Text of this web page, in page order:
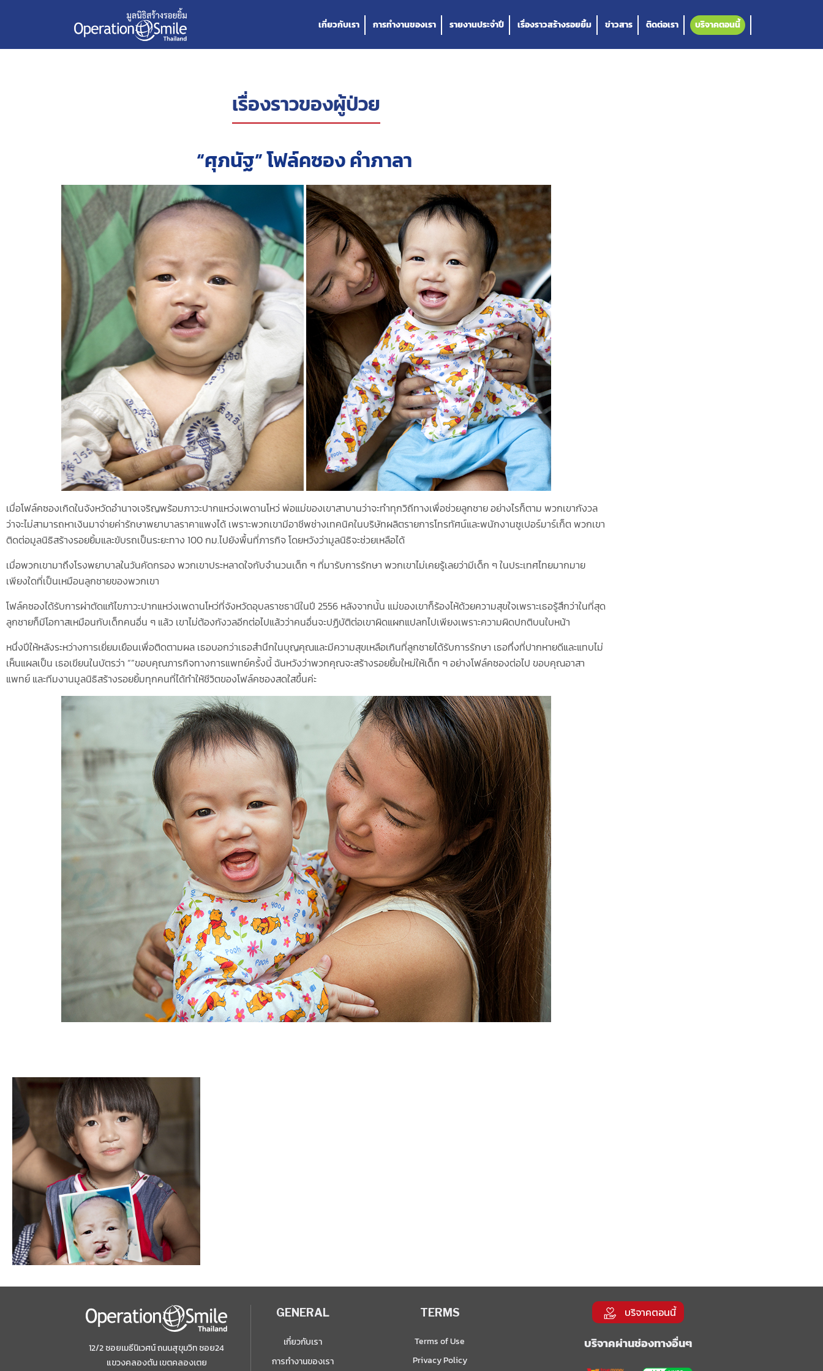
เกี่ยวกับเรา การทำงานของเรา รายงานประจำปี เรื่องราวสร้างรอยยิ้ม ข่าวสาร ติดต่อเรา บริจาคตอนนี้
เรื่องราวของผู้ป่วย
“ศุภนัฐ” โฟล์คซอง คำภาลา
เมื่อโฟล์คซองเกิดในจังหวัดอำนาจเจริญพร้อมภาวะปากแหว่งเพดานโหว่ พ่อแม่ของเขาสาบานว่าจะทำทุกวิถีทางเพื่อช่วยลูกชาย อย่างไรก็ตาม พวกเขากังวล
ว่าจะไม่สามารถหาเงินมาจ่ายค่ารักษาพยาบาลราคาแพงได้ เพราะพวกเขามีอาชีพช่างเทคนิคในบริษัทผลิตรายการโทรทัศน์และพนักงานซูเปอร์มาร์เก็ต พวกเขา
ติดต่อมูลนิธิสร้างรอยยิ้มและขับรถเป็นระยะทาง 100 กม.ไปยังพื้นที่ภารกิจ โดยหวังว่ามูลนิธิจะช่วยเหลือได้
เมื่อพวกเขามาถึงโรงพยาบาลในวันคัดกรอง พวกเขาประหลาดใจกับจำนวนเด็ก ๆ ที่มารับการรักษา พวกเขาไม่เคยรู้เลยว่ามีเด็ก ๆ ในประเทศไทยมากมาย
เพียงใดที่เป็นเหมือนลูกชายของพวกเขา
โฟล์คซองได้รับการผ่าตัดแก้ไขภาวะปากแหว่งเพดานโหว่ที่จังหวัดอุบลราชธานีในปี 2556 หลังจากนั้น แม่ของเขาก็ร้องไห้ด้วยความสุขใจเพราะเธอรู้สึกว่าในที่สุด
ลูกชายก็มีโอกาสเหมือนกับเด็กคนอื่น ๆ แล้ว เขาไม่ต้องกังวลอีกต่อไปแล้วว่าคนอื่นจะปฏิบัติต่อเขาผิดแผกแปลกไปเพียงเพราะความผิดปกติบนใบหน้า
หนึ่งปีให้หลังระหว่างการเยี่ยมเยือนเพื่อติดตามผล เธอบอกว่าเธอสำนึกในบุญคุณและมีความสุขเหลือเกินที่ลูกชายได้รับการรักษา เธอทึ่งที่ปากหายดีและแทบไม่
เห็นแผลเป็น เธอเขียนในบัตรว่า “”ขอบคุณภารกิจทางการแพทย์ครั้งนี้ ฉันหวังว่าพวกคุณจะสร้างรอยยิ้มใหม่ให้เด็ก ๆ อย่างโฟล์คซองต่อไป ขอบคุณอาสา
แพทย์ และทีมงานมูลนิธิสร้างรอยยิ้มทุกคนที่ได้ทำให้ชีวิตของโฟล์คซองสดใสขึ้นค่ะ
12/2 ซอยเมธีนิเวศน์ ถนนสุขุมวิท ซอย24
แขวงคลองตัน เขตคลองเตย
GENERAL
เกี่ยวกับเรา
การทำงานของเรา
TERMS
Terms of Use
Privacy Policy
บริจาคตอนนี้
บริจาคผ่านช่องทางอื่นๆ